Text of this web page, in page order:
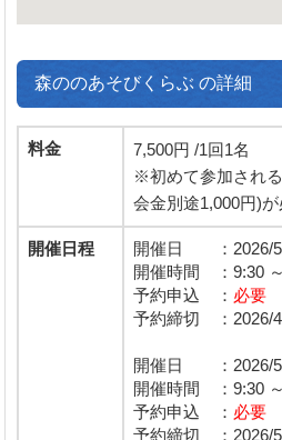
森ののあそびくらぶ の詳細
料金
7,500円 /1回1名
※初めて参加され
会金別途1,000円)が
開催日程
開催日 ：2026/
開催時間 ：9:30
予約申込 ： 必要
予約締切 ：2026/
開催日 ：2026/
開催時間 ：9:30
予約申込 ： 必要
予約締切 ：2026/